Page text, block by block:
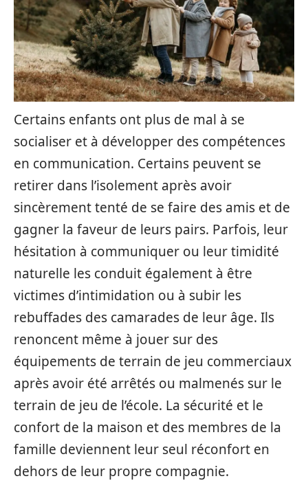
Certains enfants ont plus de mal à se
socialiser et à développer des compétences
en communication. Certains peuvent se
retirer dans l’isolement après avoir
sincèrement tenté de se faire des amis et de
gagner la faveur de leurs pairs. Parfois, leur
hésitation à communiquer ou leur timidité
naturelle les conduit également à être
victimes d’intimidation ou à subir les
rebuffades des camarades de leur âge. Ils
renoncent même à jouer sur des
équipements de terrain de jeu commerciaux
après avoir été arrêtés ou malmenés sur le
terrain de jeu de l’école. La sécurité et le
confort de la maison et des membres de la
famille deviennent leur seul réconfort en
dehors de leur propre compagnie.